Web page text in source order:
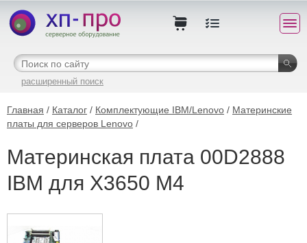
расширенный поиск
Главная / Каталог / Комплектующие IBM/Lenovo / Материнские
платы для серверов Lenovo /
Материнская плата 00D2888
IBM для X3650 M4